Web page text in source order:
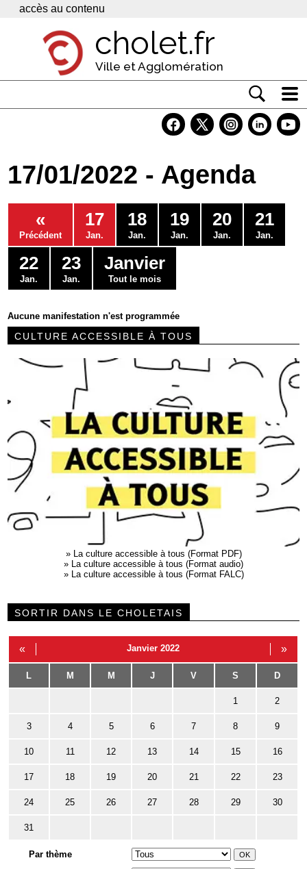
Panneau de gestion des cookies
accès au contenu
cholet.fr
Ville et Agglomération
Economie
Services
Contacts
17/01/2022 - Agenda
«
Précédent
17
Jan.
18
Jan.
19
Jan.
20
Jan.
21
Jan.
22
Jan.
23
Jan.
Janvier
Tout le mois
Aucune manifestation n'est programmée
CULTURE ACCESSIBLE À TOUS
»
La culture accessible à tous (Format PDF)
»
La culture accessible à tous (Format audio)
»
La culture accessible à tous (Format FALC)
SORTIR DANS LE CHOLETAIS
« Janvier 2022 »
L M M J V S D
1 2
3 4 5 6 7 8 9
10 11 12 13 14 15 16
17 18 19 20 21 22 23
24 25 26 27 28 29 30
31
Par thème